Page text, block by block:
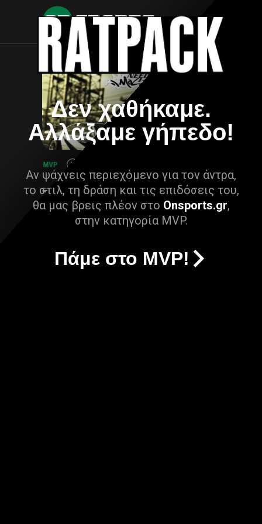
Δεν χαθήκαμε.
Αλλάξαμε γήπεδο!
Αν ψάχνεις περιεχόμενο για τον άντρα,
το στιλ, τη δράση και τις επιδόσεις του,
θα μας βρεις πλέον στο Onsports.gr,
στην κατηγορία MVP.
Πάμε στο MVP!